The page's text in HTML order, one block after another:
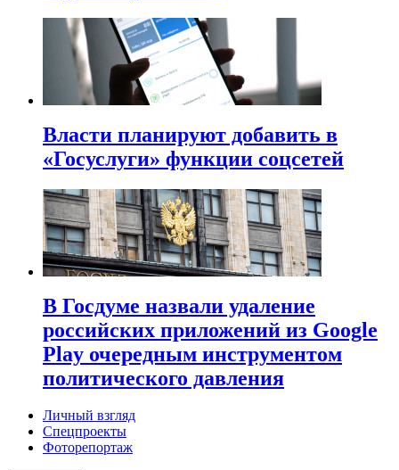
Власти планируют добавить в
«Госуслуги» функции соцсетей
В Госдуме назвали удаление
российских приложений из Google
Play очередным инструментом
политического давления
Личный взгляд
Спецпроекты
Фоторепортаж